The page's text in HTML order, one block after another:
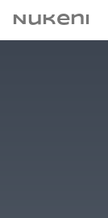
Nukeni